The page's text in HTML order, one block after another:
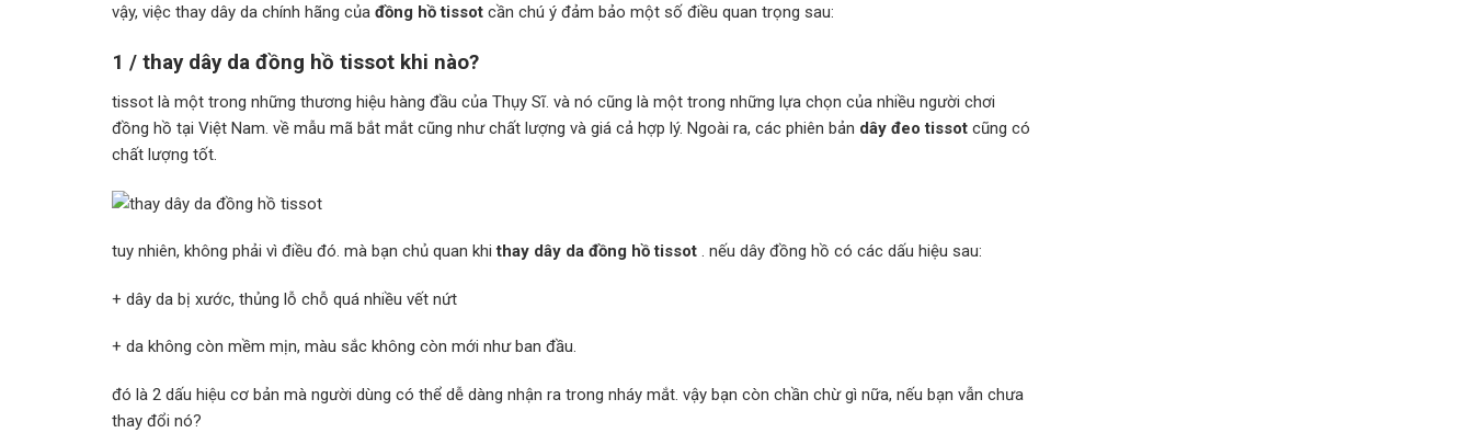
vậy, việc thay dây da chính hãng của đồng hồ tissot cần chú ý đảm bảo một số điều quan trọng sau:
1 / thay dây da đồng hồ tissot khi nào?
tissot là một trong những thương hiệu hàng đầu của Thụy Sĩ. và nó cũng là một trong những lựa chọn của nhiều người chơi
đồng hồ tại Việt Nam. về mẫu mã bắt mắt cũng như chất lượng và giá cả hợp lý. Ngoài ra, các phiên bản dây đeo tissot cũng có
chất lượng tốt.
tuy nhiên, không phải vì điều đó. mà bạn chủ quan khithay dây da đồng hồ tissot . nếu dây đồng hồ có các dấu hiệu sau:
+ dây da bị xước, thủng lỗ chỗ quá nhiều vết nứt
+ da không còn mềm mịn, màu sắc không còn mới như ban đầu.
đó là 2 dấu hiệu cơ bản mà người dùng có thể dễ dàng nhận ra trong nháy mắt. vậy bạn còn chần chừ gì nữa, nếu bạn vẫn chưa
thay đổi nó?